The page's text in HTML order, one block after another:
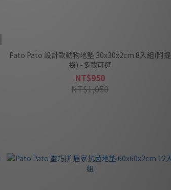
Pato Pato 設計款動物地墊 30x30x2cm 8入組(附提
袋) -多款可選
NT$950
NT$1,050